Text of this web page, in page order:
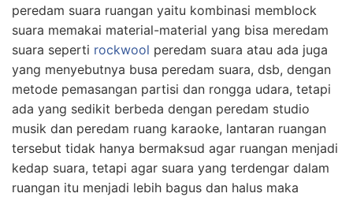
peredam suara ruangan yaitu kombinasi memblock
suara memakai material-material yang bisa meredam
suara seperti rockwool peredam suara atau ada juga
yang menyebutnya busa peredam suara, dsb, dengan
metode pemasangan partisi dan rongga udara, tetapi
ada yang sedikit berbeda dengan peredam studio
musik dan peredam ruang karaoke, lantaran ruangan
tersebut tidak hanya bermaksud agar ruangan menjadi
kedap suara, tetapi agar suara yang terdengar dalam
ruangan itu menjadi lebih bagus dan halus maka